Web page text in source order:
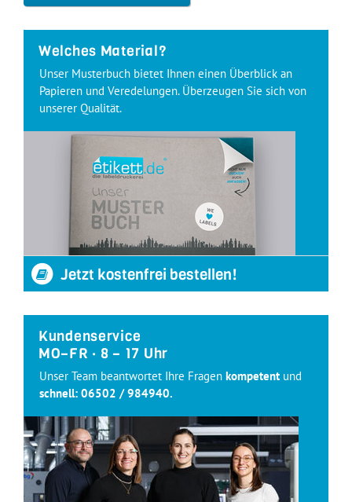
Welches Material?
Unser Musterbuch bietet Ihnen einen Überblick an
Papieren und Veredelungen. Überzeugen Sie sich von
unserer Qualität.
Jetzt kostenfrei bestellen!
Kundenservice
MO–FR · 8 – 17 Uhr
Unser Team beantwortet Ihre Fragen kompetent und
schnell: 06502 / 984940.